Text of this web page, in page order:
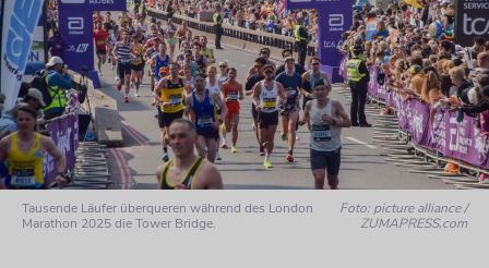
Tausende Läufer überqueren während des London
Marathon 2025 die Tower Bridge.
Foto: picture alliance /
ZUMAPRESS.com